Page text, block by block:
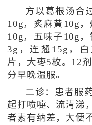
方以葛根汤合
10g，炙麻黄10g
10g，五味子10g
3g，连翘15g，
片，大枣5枚。12
分早晚温服。
二诊：患者服
起打喷嚏、流清涕
者素有纳差，大便